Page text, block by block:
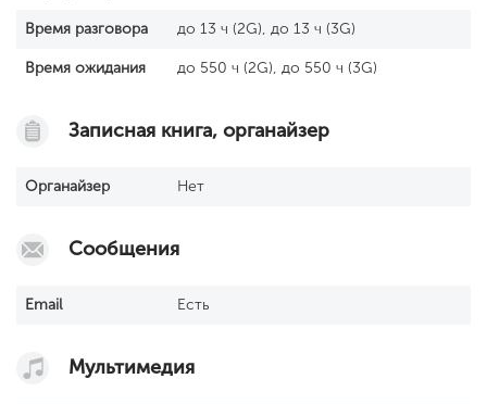
Время разговора до 13 ч (2G), до 13 ч (3G)
Время ожидания до 550 ч (2G), до 550 ч (3G)
Записная книга, органайзер
Органайзер Нет
Сообщения
Email Есть
Мультимедия